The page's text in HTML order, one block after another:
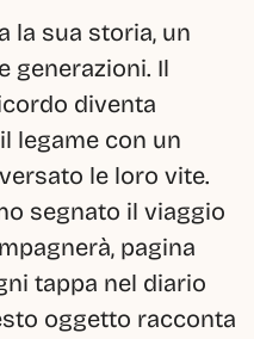
la sua storia, un
generazioni. Il
diventa
legame con un
le loro vite.
segnato il viaggio
pagina
tappa nel diario
oggetto racconta